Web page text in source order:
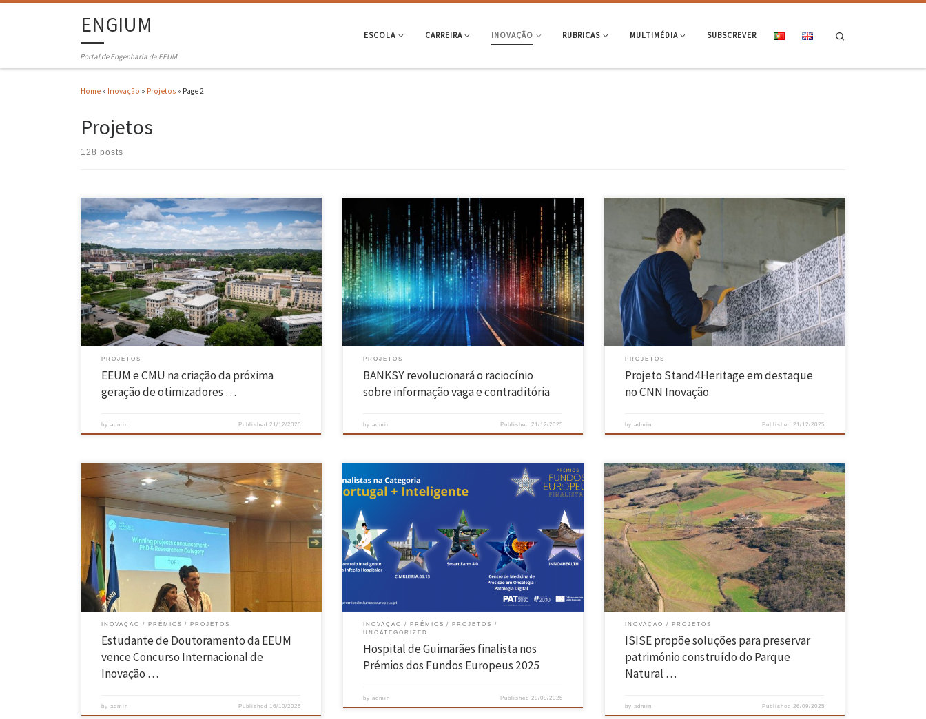
ENGIUM
Portal de Engenharia da EEUM
ESCOLA CARREIRA INOVAÇÃO RUBRICAS MULTIMÉDIA SUBSCREVER
Home » Inovação » Projetos » Page 2
Projetos
128 posts
Numa altura em que a complexidade e popularidade das aplicações
baseadas em dados cresce a um ritmo sem precedentes, o INESC TEC
UMinho e a Carnegie Mellon University (CMU) estão a colaborar num
projeto para atacar um dos problemas mais discutidos na área: a
eficiência dos sistemas de processamento de […]
PROJETOS
EEUM e CMU na criação da próxima
geração de otimizadores …
byadmin Published 21/12/2025
O projeto BANKSY, financiado pela FCT, promete inovar o modo como
lidamos com contextos marcados por informações incompletas,
incertas ou até contraditórias. Com duração prevista de três anos, o
projeto resulta de uma parceria entre o INESC TEC, o CIDMA, a
Universidade de Aveiro e a AIBILI (Association for Innovation […]
PROJETOS
BANKSY revolucionará o raciocínio
sobre informação vaga e contraditória
byadmin Published 21/12/2025
O projeto Stand4Heritage, coordenado por Paulo Lourenço,
investigador do ISISE – Institute for Sustainability and Innovation in
Structural Engineering da Escola de Engenharia, esteve em destaque
no programa CNN Inovação. O STAND4HERITAGE (New STANDards for
seismic assessment of built cultural heritage) empenha-se
ambiciosamente na introdução de novos padrões para salvaguardar
[…]
PROJETOS
Projeto Stand4Heritage em destaque
no CNN Inovação
byadmin Published 21/12/2025
Projeto “USludge4Fertilizer” premiado entre 178 candidaturas de 39
países na Call for Projects 2025 do H2O & Sustainability Innovation
Hub O estudante de doutoramento em Engenharia Mecânica José
Fernandes, da Escola de Engenharia da Universidade do Minho, e os
professores Hélder Puga (Engenharia Mecânica) e Paulo Ramísio
(Engenharia Civil) foram […]
INOVAÇÃO PRÉMIOS PROJETOS
Estudante de Doutoramento da EEUM
vence Concurso Internacional de
Inovação …
byadmin Published 16/10/2025
primeira edição dos Prémios dos Fundos Europeus 2025, na categoria
“Portugal + Inteligente”, com o projeto “Controlo Inteligente da Infeção
Hospitalar”, considerado uma das iniciativas mais inovadoras
financiadas por fundos comunitários. A candidatura concorre ao lado
de outras quatro: […]
INOVAÇÃO PRÉMIOS
PROJETOS
UNCATEGORIZED
Hospital de Guimarães finalista nos
Prémios dos Fundos Europeus 2025
byadmin Published 29/09/2025
No passado dia 25 setembro foram divulgados os resultados do projeto
científico “INHAVIT- Abordagens sustentáveis para a reabilitação e
revitalização do património cultural construído do Parque Natural de
Montesinho”, situado nos concelhos de Bragança e Vinhais. A sessão
realizou-se no auditório nobre da Universidade do Minho, no campus
de Azurém, […]
INOVAÇÃO PROJETOS
ISISE propõe soluções para preservar
património construído do Parque
Natural …
byadmin Published 26/09/2025